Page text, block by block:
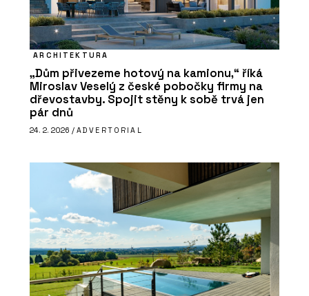
ARCHITEKTURA
„Dům přivezeme hotový na kamionu,“ říká
Miroslav Veselý z české pobočky firmy na
dřevostavby. Spojit stěny k sobě trvá jen
pár dnů
24. 2. 2026 / ADVERTORIAL